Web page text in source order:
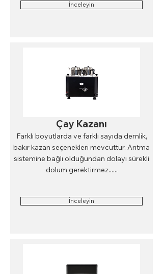
İnceleyin
Çay Kazanı
Farklı boyutlarda ve farklı sayıda demlik,
bakır kazan seçenekleri mevcuttur. Arıtma
sistemine bağlı olduğundan dolayı sürekli
dolum gerektirmez......
İnceleyin